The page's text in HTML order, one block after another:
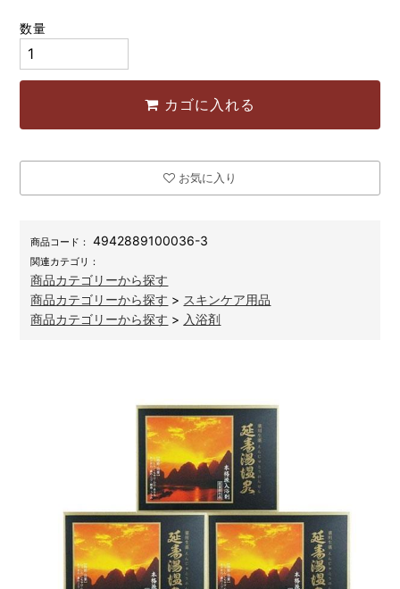
数量
カゴに入れる
お気に入り
商品コード： 4942889100036-3
関連カテゴリ：
商品カテゴリーから探す
商品カテゴリーから探す > スキンケア用品
商品カテゴリーから探す > 入浴剤